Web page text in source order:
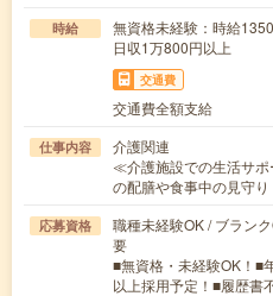
時給
無資格未経験：時給
日収1万800円以上
交通費
交通費全額支給
仕事内容
介護関連
≪介護施設での生活サ
の配膳や食事中の見守
応募資格
職種未経験OK / ブラン
要
■無資格・未経験OK！■
以上採用予定！■履歴書